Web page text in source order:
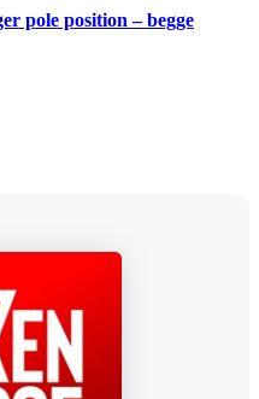
pole position – begge